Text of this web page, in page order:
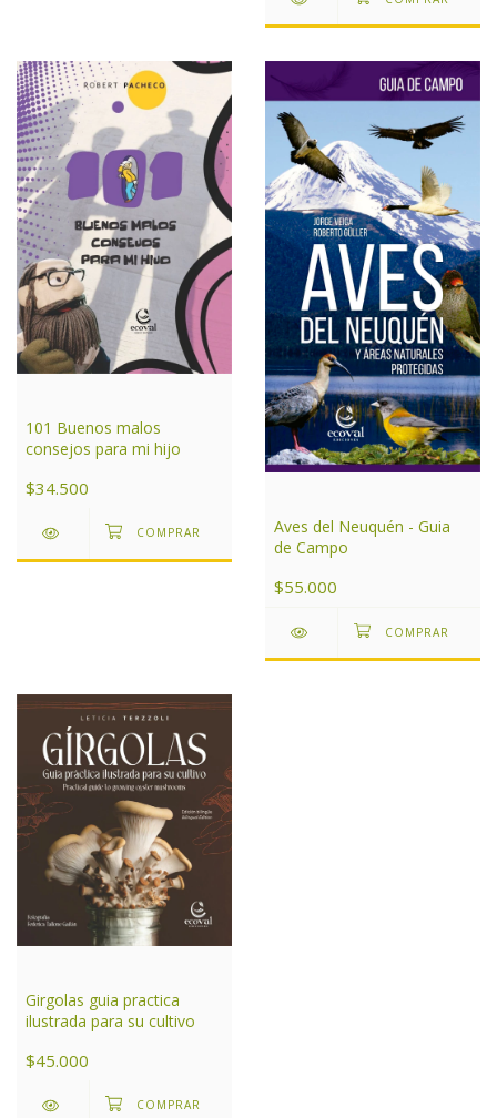
101 Buenos malos
consejos para mi hijo
$34.500
Aves del Neuquén - Guia
de Campo
$55.000
Girgolas guia practica
ilustrada para su cultivo
$45.000